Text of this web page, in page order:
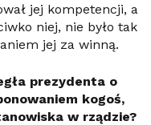
jej kompetencji, a
niej, nie było tak
jej za winną.
prezydenta o
kogoś,
w rządzie?